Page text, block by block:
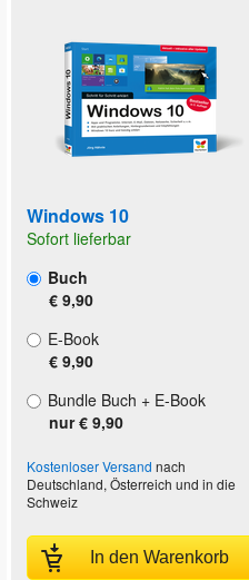
Windows 10
Sofort lieferbar
Buch
€ 9,90
E-Book
€ 9,90
Bundle Buch + E-Book
nur € 9,90
Kostenloser Versand nach
Deutschland, Österreich und in die
Schweiz
In den Warenkorb